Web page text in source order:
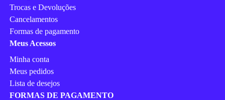
Trocas e Devoluções
Cancelamentos
Formas de pagamento
Meus Acessos
Minha conta
Meus pedidos
Lista de desejos
FORMAS DE PAGAMENTO